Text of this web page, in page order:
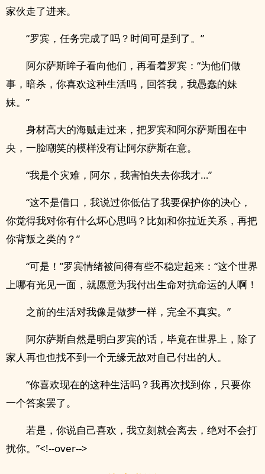
家伙走了进来。
“罗宾，任务完成了吗？时间可是到了。”
阿尔萨斯眸子看向他们，再看着罗宾：“为他们做
事，暗杀，你喜欢这种生活吗，回答我，我愚蠢的妹
妹。”
身材高大的海贼走过来，把罗宾和阿尔萨斯围在中
央，一脸嘲笑的模样没有让阿尔萨斯在意。
“我是个灾难，阿尔，我害怕失去你我才…”
“这不是借口，我说过你低估了我要保护你的决心，
你觉得我对你有什么坏心思吗？比如和你拉近关系，再把
你背叛之类的？”
“可是！”罗宾情绪被问得有些不稳定起来：“这个世界
上哪有光见一面，就愿意为我付出生命对抗命运的人啊！
之前的生活对我像是做梦一样，完全不真实。”
阿尔萨斯自然是明白罗宾的话，毕竟在世界上，除了
家人再也也找不到一个无缘无故对自己付出的人。
“你喜欢现在的这种生活吗？我再次找到你，只要你
一个答案罢了。
若是，你说自己喜欢，我立刻就会离去，绝对不会打
扰你。”<!--over-->